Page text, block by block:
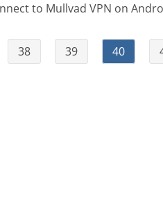
to Mullvad VPN on
38 39 40